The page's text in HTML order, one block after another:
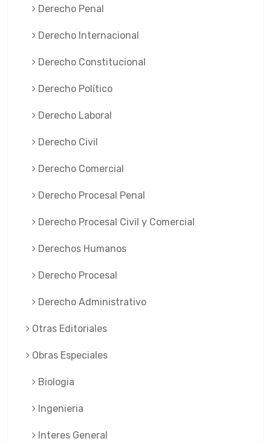
Derecho Penal
Derecho Internacional
Derecho Constitucional
Derecho Político
Derecho Laboral
Derecho Civil
Derecho Comercial
Derecho Procesal Penal
Derecho Procesal Civil y Comercial
Derechos Humanos
Derecho Procesal
Derecho Administrativo
Otras Editoriales
Obras Especiales
Biologia
Ingenieria
Interes General